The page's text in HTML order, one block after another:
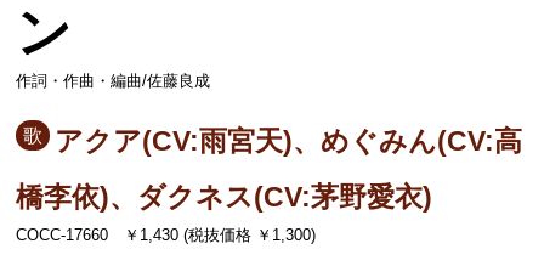
ン
作詞・作曲・編曲/佐藤良成
歌
アクア(CV:雨宮天)、めぐみん(CV:高
橋李依)、ダクネス(CV:茅野愛衣)
COCC-17660 ￥1,430 (税抜価格 ￥1,300)